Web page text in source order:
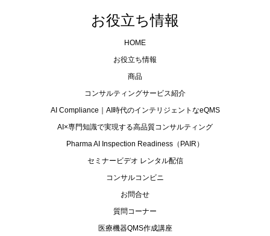
お役立ち情報
HOME
お役立ち情報
商品
コンサルティングサービス紹介
AI Compliance｜AI時代のインテリジェントなeQMS
AI×専門知識で実現する高品質コンサルティング
Pharma AI Inspection Readiness（PAIR）
セミナービデオ レンタル配信
コンサルコンビニ
お問合せ
質問コーナー
医療機器QMS作成講座